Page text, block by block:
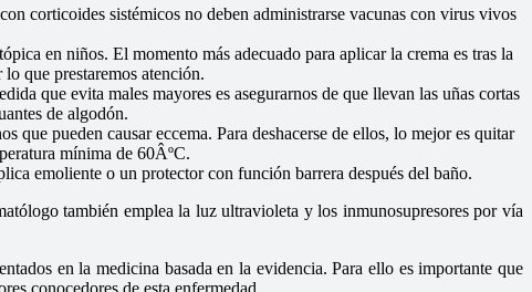
corticoides sistémicos no deben administrarse vacunas con virus vivos
en niños. El momento más adecuado para aplicar la crema es tras la
que prestaremos atención.
que evita males mayores es asegurarnos de que llevan las uñas cortas
de algodón.
pueden causar eccema. Para deshacerse de ellos, lo mejor es quitar
mínima de 60ÂºC.
emoliente o un protector con función barrera después del baño.
también emplea la luz ultravioleta y los inmunosupresores por vía
en la medicina basada en la evidencia. Para ello es importante que
conocedores de esta enfermedad.